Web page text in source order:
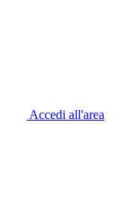
Accedi all'area